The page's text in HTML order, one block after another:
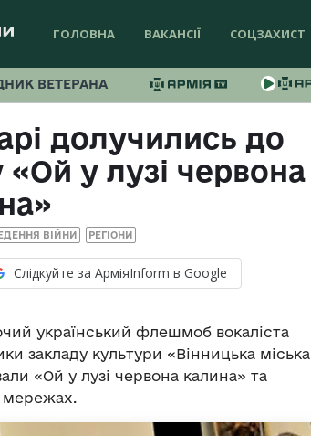
ГОЛОВНА ВАКАНСІЇ СОЦЗАХИСТ
ВЕТЕРАНА
долучились до
у лузі червона
ВІЙНИ РЕГІОНИ
Слідкуйте за АрміяInform в Google
український флешмоб вокаліста
закладу культури «Вінницька міська
«Ой у лузі червона калина» та
мережах.